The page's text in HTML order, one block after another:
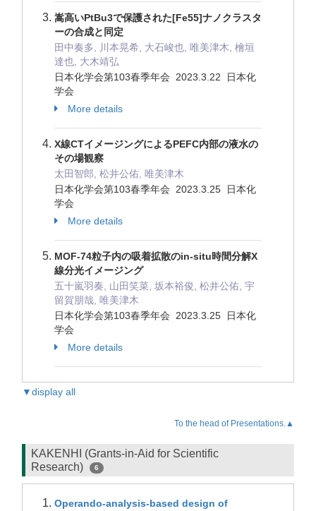
嵩高いPtBu3で保護された[Fe55]ナノクラスタ
ーの合成と同定
田中奏多, 川本晃希, 大石峻也, 唯美津木, 檜垣
達也, 大木靖弘
日本化学会第103春季年会 2023.3.22 日本化
学会
More details
X線CTイメージングによるPEFC内部の液水の
その場観察
太田智郎, 松井公佑, 唯美津木
日本化学会第103春季年会 2023.3.25 日本化
学会
More details
MOF-74粒子内の吸着拡散のin-situ時間分解X
線分光イメージング
五十嵐羽奏, 山田笑菜, 坂本裕俊, 松井公佑, 宇
留賀朋哉, 唯美津木
日本化学会第103春季年会 2023.3.25 日本化
学会
More details
▼display all
To the head of Presentations.▲
KAKENHI (Grants-in-Aid for Scientific
Research)
6
Operando-analysis-based design of